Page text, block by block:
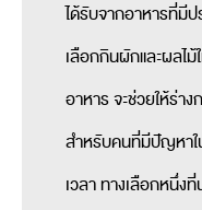
ได้รับจากอาหารที่มีป
เลือกกินผักและผลไ
อาหาร จะช่วยให้ร่า
สำหรับคนที่มีปัญหาใ
เวลา ทางเลือกหนึ่ง